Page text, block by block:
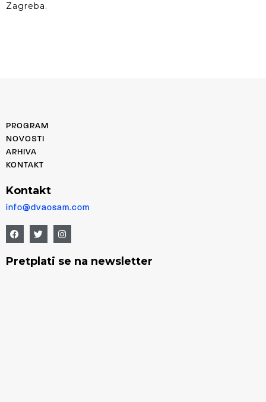
Zagreba.
PROGRAM
NOVOSTI
ARHIVA
KONTAKT
Kontakt
info@dvaosam.com
Pretplati se na newsletter